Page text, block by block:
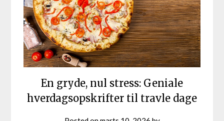
En gryde, nul stress: Geniale
hverdagsopskrifter til travle dage